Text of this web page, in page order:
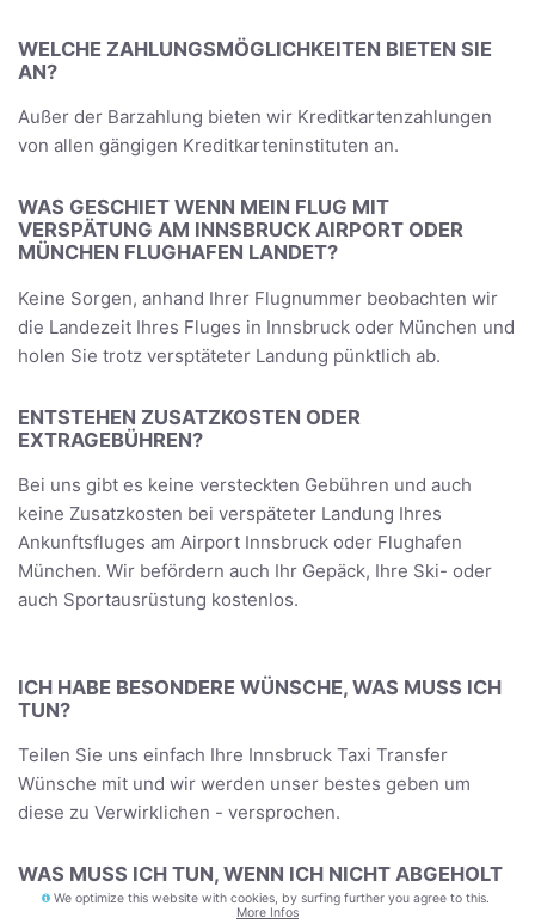
WELCHE ZAHLUNGSMÖGLICHKEITEN BIETEN SIE
AN?
Außer der Barzahlung bieten wir Kreditkartenzahlungen
von allen gängigen Kreditkarteninstituten an.
WAS GESCHIET WENN MEIN FLUG MIT
VERSPÄTUNG AM INNSBRUCK AIRPORT ODER
MÜNCHEN FLUGHAFEN LANDET?
Keine Sorgen, anhand Ihrer Flugnummer beobachten wir
die Landezeit Ihres Fluges in Innsbruck oder München und
holen Sie trotz versptäteter Landung pünktlich ab.
ENTSTEHEN ZUSATZKOSTEN ODER
EXTRAGEBÜHREN?
Bei uns gibt es keine versteckten Gebühren und auch
keine Zusatzkosten bei verspäteter Landung Ihres
Ankunftsfluges am Airport Innsbruck oder Flughafen
München. Wir befördern auch Ihr Gepäck, Ihre Ski- oder
auch Sportausrüstung kostenlos.
ICH HABE BESONDERE WÜNSCHE, WAS MUSS ICH
TUN?
Teilen Sie uns einfach Ihre Innsbruck Taxi Transfer
Wünsche mit und wir werden unser bestes geben um
diese zu Verwirklichen - versprochen.
WAS MUSS ICH TUN, WENN ICH NICHT ABGEHOLT
WERDE?
We optimize this website with cookies, by surfing further you agree to this.
More Infos